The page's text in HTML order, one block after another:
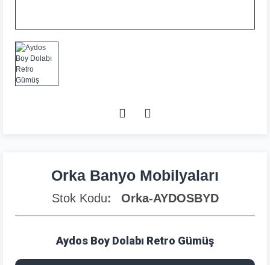
Orka Banyo Mobilyaları
Stok Kodu Orka-AYDOSBYD
Aydos Boy Dolabı Retro Gümüş